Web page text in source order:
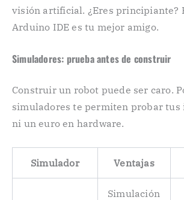
visión artificial. ¿Eres principiante?
Arduino IDE es tu mejor amigo.
Simuladores: prueba antes de construir
Construir un robot puede ser caro.
simuladores te permiten probar tus
ni un euro en hardware.
Simulador Ventajas
Simulación